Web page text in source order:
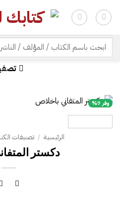
للمحتوى
البحث
عن:
وفر 7%
الرئيسية / تصنيفات
| شحن مجاني للطلبات +300 ريال | تغليف مجاني للطلبات +150 ريال |